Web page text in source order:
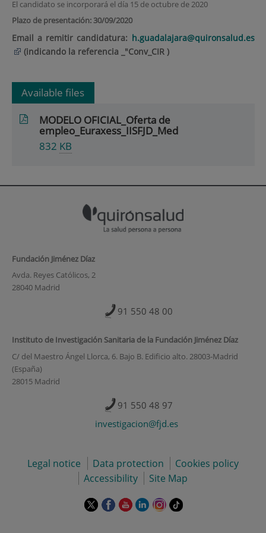
El candidato se incorporará el día 15 de octubre de 2020
Plazo de presentación: 30/09/2020
Email a remitir candidatura: h.guadalajara@quironsalud.es
(indicando la referencia _"Conv_CIR )
Available files
MODELO OFICIAL_Oferta de
empleo_Euraxess_IISFJD_Med
832 KB
Fundación Jiménez Díaz
Avda. Reyes Católicos, 2
28040 Madrid
91 550 48 00
Instituto de Investigación Sanitaria de la Fundación Jiménez Díaz
C/ del Maestro Ángel Llorca, 6. Bajo B. Edificio alto. 28003-Madrid
(España)
28015 Madrid
91 550 48 97
investigacion@fjd.es
Legal notice Data protection
Cookies policy
Accessibility
Site Map
This This This This This Link